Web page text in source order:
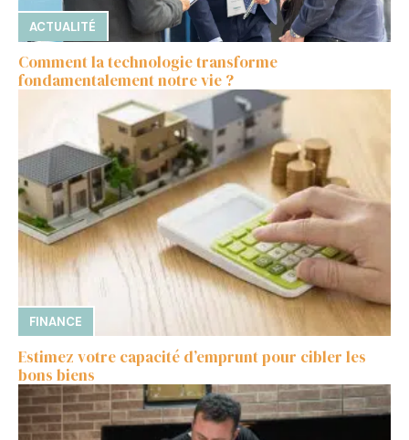
ACTUALITÉ
Comment la technologie transforme
fondamentalement notre vie ?
FINANCE
Estimez votre capacité d’emprunt pour cibler les
bons biens